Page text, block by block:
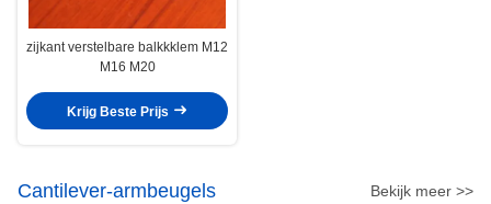
zijkant verstelbare balkkklem M12
M16 M20
Krijg Beste Prijs
Cantilever-armbeugels Bekijk meer >>